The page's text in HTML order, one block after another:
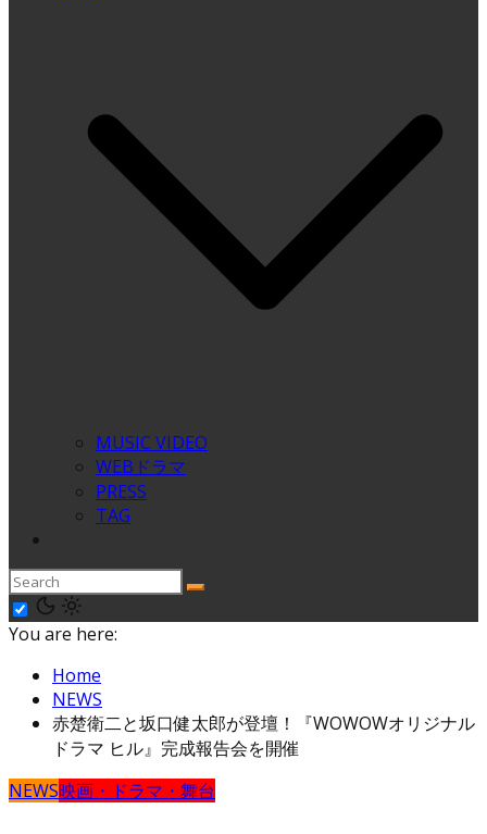
MUSIC VIDEO
WEBドラマ
PRESS
TAG
You are here:
Home
NEWS
赤楚衛二と坂口健太郎が登壇！『WOWOWオリジナル
ドラマ ヒル』完成報告会を開催
NEWS映画・ドラマ・舞台